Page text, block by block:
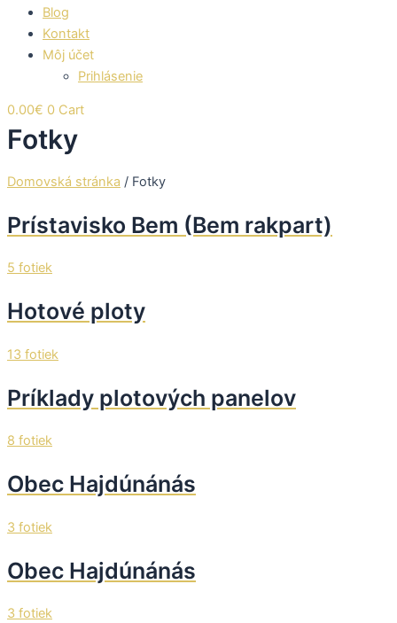
Blog
Kontakt
Môj účet
Prihlásenie
0.00€ 0 Cart
Fotky
Domovská stránka / Fotky
Prístavisko Bem (Bem rakpart)
5 fotiek
Hotové ploty
13 fotiek
Príklady plotových panelov
8 fotiek
Obec Hajdúnánás
3 fotiek
Obec Hajdúnánás
3 fotiek